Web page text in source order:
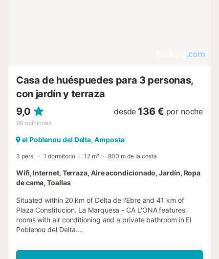
Casa de huéspuedes para 3 personas,
con jardín y terraza
9,0
90 opiniones
desde 136 € por noche
el Poblenou del Delta, Amposta
3 pers. 1 dormitorio 12 m² 800 m de la costa
Wifi, Internet, Terraza, Aire acondicionado, Jardín, Ropa
de cama, Toallas
Situated within 20 km of Delta de l'Ebre and 41 km of
Plaza Constitucion, La Marquesa - CA L'ONA features
rooms with air conditioning and a private bathroom in El
Poblenou del Delta....